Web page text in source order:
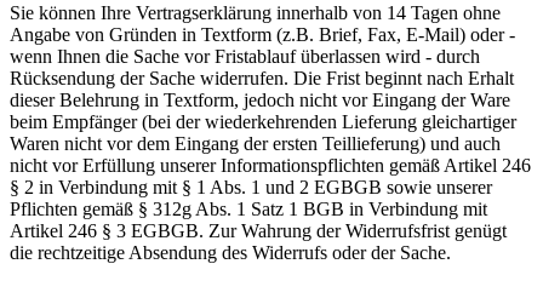
Sie können Ihre Vertragserklärung innerhalb von 14 Tagen ohne
Angabe von Gründen in Textform (z.B. Brief, Fax, E-Mail) oder -
wenn Ihnen die Sache vor Fristablauf überlassen wird - durch
Rücksendung der Sache widerrufen. Die Frist beginnt nach Erhalt
dieser Belehrung in Textform, jedoch nicht vor Eingang der Ware
beim Empfänger (bei der wiederkehrenden Lieferung gleichartiger
Waren nicht vor dem Eingang der ersten Teillieferung) und auch
nicht vor Erfüllung unserer Informationspflichten gemäß Artikel 246
§ 2 in Verbindung mit § 1 Abs. 1 und 2 EGBGB sowie unserer
Pflichten gemäß § 312g Abs. 1 Satz 1 BGB in Verbindung mit
Artikel 246 § 3 EGBGB. Zur Wahrung der Widerrufsfrist genügt
die rechtzeitige Absendung des Widerrufs oder der Sache.